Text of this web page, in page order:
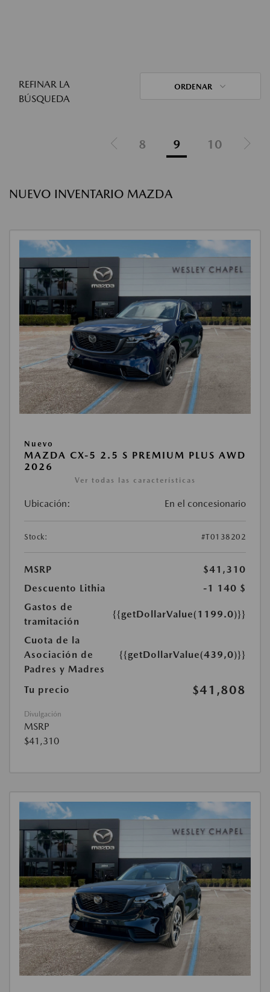
REFINAR LA
BÚSQUEDA
ORDENAR
8 9 10
NUEVO INVENTARIO MAZDA
Nuevo
MAZDA CX-5 2.5 S PREMIUM PLUS AWD
2026
Ver todas las características
Ubicación: En el concesionario
Stock: #T0138202
MSRP
$41,310
Descuento Lithia
-1 140 $
Gastos de
tramitación
{{getDollarValue(1199.0)}}
Cuota de la
Asociación de
Padres y Madres
{{getDollarValue(439,0)}}
Tu precio $41,808
Divulgación
MSRP
$41,310